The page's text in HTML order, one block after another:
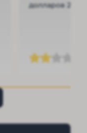
долларов 250.